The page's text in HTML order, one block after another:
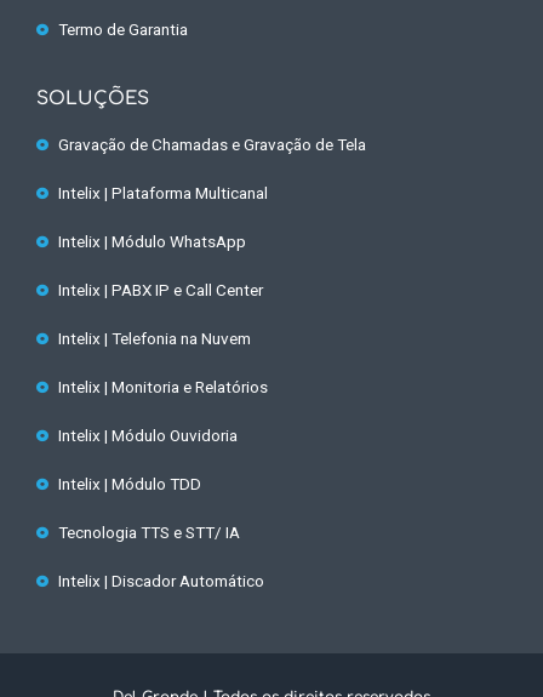
Termo de Garantia
SOLUÇÕES
Gravação de Chamadas e Gravação de Tela
Intelix | Plataforma Multicanal
Intelix | Módulo WhatsApp
Intelix | PABX IP e Call Center
Intelix | Telefonia na Nuvem
Intelix | Monitoria e Relatórios
Intelix | Módulo Ouvidoria
Intelix | Módulo TDD
Tecnologia TTS e STT/ IA
Intelix | Discador Automático